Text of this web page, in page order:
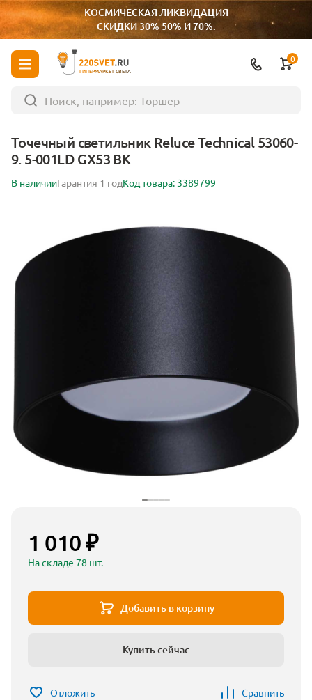
КОСМИЧЕСКАЯ ЛИКВИДАЦИЯ
СКИДКИ 30% 50% И 70%.
ГИПЕРМАРКЕТ СВЕТА
0
Точечный светильник Reluce Technical 53060-
9. 5-001LD GX53 BK
В наличииГарантия 1 годКод товара: 3389799
1 010 ₽
На складе 78 шт.
Добавить в корзину
Купить сейчас
Отложить Сравнить